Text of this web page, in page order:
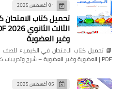
01 أغسطس 2025
تحميل كتاب
وغير العضوية
PDF | العضوية وغير العضوية – شرح وتدريبات كتاب الامتحان في …
05 أغسطس 2025